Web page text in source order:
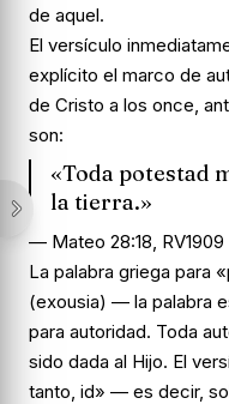
de aquel.
El versículo
explícito el marco de
de Cristo a los once,
son:
«Toda potestad
la tierra.»
— Mateo 28:18, RV1909
La palabra griega para
(exousia) — la palabra
para autoridad. Toda
sido dada al Hijo. El
tanto, id» — es decir,